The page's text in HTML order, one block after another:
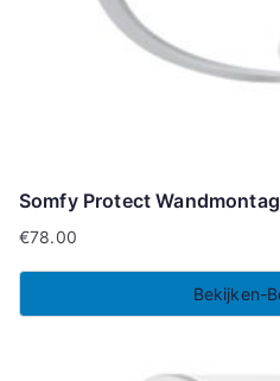
Somfy Protect
€78.00
Bekijken-